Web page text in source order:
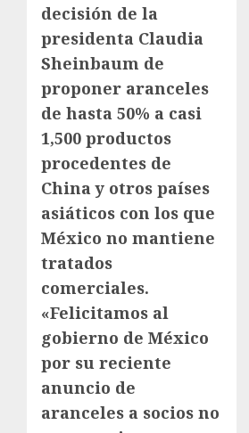
decisión de la
presidenta Claudia
Sheinbaum de
proponer aranceles
de hasta 50% a casi
1,500 productos
procedentes de
China y otros países
asiáticos con los que
México no mantiene
tratados
comerciales.
«Felicitamos al
gobierno de México
por su reciente
anuncio de
aranceles a socios no